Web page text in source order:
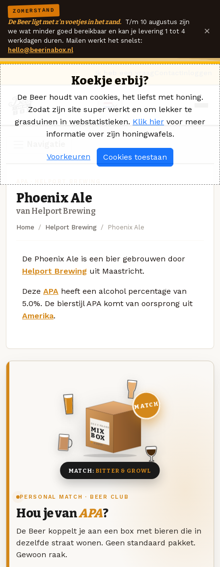
ZOMERSTAND
De Beer ligt met z'n voetjes in het zand. T/m 10 augustus zijn
we wat minder goed bereikbaar en kan je levering 1 tot 4
werkdagen duren. Mailen werkt het snelst:
hello@beerinabox.nl
×
Phoenix Ale
van Helport Brewing
Home Helport Brewing Phoenix Ale
De Phoenix Ale is een bier gebrouwen door
Helport Brewing uit Maastricht.
Deze APA heeft een alcohol percentage van
5.0%. De bierstijl APA komt van oorsprong uit
Amerika.
PERSONAL MATCH · BEER CLUB
Hou je vanAPA?
De Beer koppelt je aan een box met bieren die in
dezelfde straat wonen. Geen standaard pakket.
Gewoon raak.
DEZE MAAND
MIX
BOX
8 BIEREN
MATCH
MATCH: BITTER & GROWL
Koekje erbij?
De Beer houdt van cookies, het liefst met honing.
Zodat zijn site super werkt en om lekker te
grasduinen in webstatistieken. Klik hier voor meer
informatie over zijn honingwafels.
Voorkeuren Cookies toestaan